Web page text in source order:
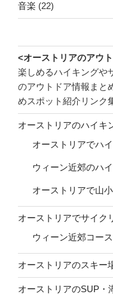
音楽 (22)
<オーストリアのアウ
楽しめるハイキングや
のアウトドア情報まと
めスポット紹介リンク
オーストリアのハイキ
オーストリアでハ
ウィーン近郊のハ
オーストリアで山
オーストリアでサイク
ウィーン近郊コース
オーストリアのスキー
オーストリアのSUP・